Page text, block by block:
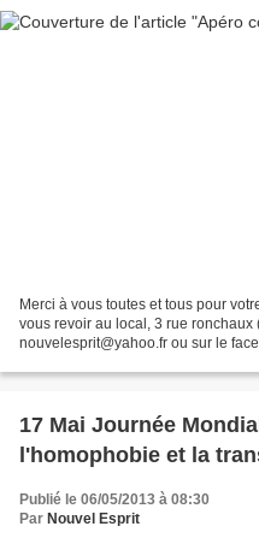
Merci à vous toutes et tous pour
vous revoir au local, 3 rue ronchaux
nouvelesprit@yahoo.fr ou sur le
17 Mai Journée
l'homophobie et la
Publié le 06/05/2013 à 08:30
Par Nouvel Esprit